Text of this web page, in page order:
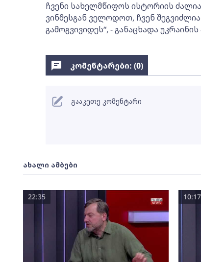
ჩვენი სახელმწიფოს ისტორიის
ვინმესგან ველოდოთ, ჩვენ
გამოგვივიდეს“, - განაცხადა
ახალი ამბები
22:35 10:17
კომენტარები: (0)
გააკეთე კომენტარი